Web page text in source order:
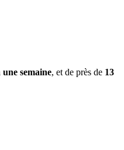
semaine, et de près de 13